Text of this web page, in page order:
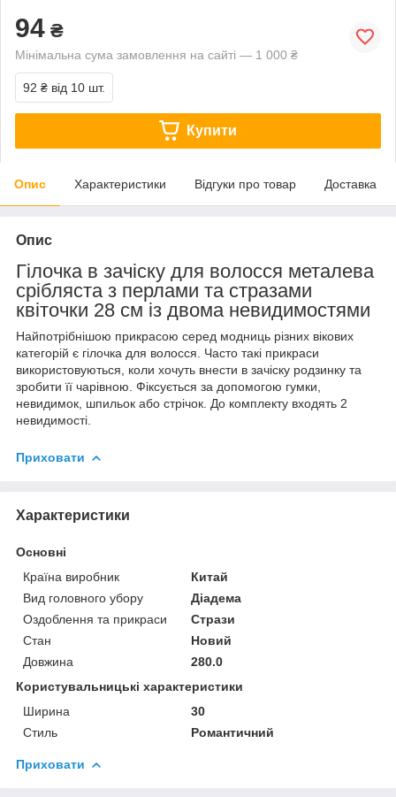
94 ₴
Мінімальна сума замовлення на сайті — 1 000 ₴
92 ₴ від 10 шт.
Купити
Опис Характеристики Відгуки про товар Доставка
Опис
Гілочка в зачіску для волосся металева
срібляста з перлами та стразами
квіточки 28 см із двома невидимостями
Найпотрібнішою прикрасою серед модниць різних вікових
категорій є гілочка для волосся. Часто такі прикраси
використовуються, коли хочуть внести в зачіску родзинку та
зробити її чарівною. Фіксується за допомогою гумки,
невидимок, шпильок або стрічок. До комплекту входять 2
невидимості.
Приховати
Характеристики
Основні
Країна виробник
Китай
Вид головного убору
Діадема
Оздоблення та прикраси
Стрази
Стан
Новий
Довжина
280.0
Користувальницькі характеристики
Ширина
30
Стиль
Романтичний
Приховати